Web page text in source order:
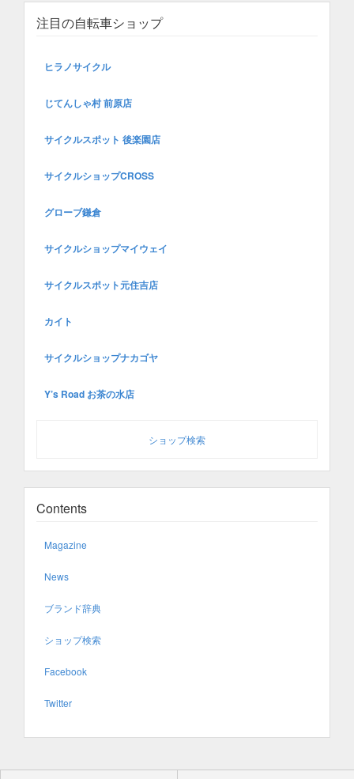
注目の自転車ショップ
ヒラノサイクル
じてんしゃ村 前原店
サイクルスポット 後楽園店
サイクルショップCROSS
グローブ鎌倉
サイクルショップマイウェイ
サイクルスポット元住吉店
カイト
サイクルショップナカゴヤ
Y’s Road お茶の水店
ショップ検索
Contents
Magazine
News
ブランド辞典
ショップ検索
Facebook
Twitter